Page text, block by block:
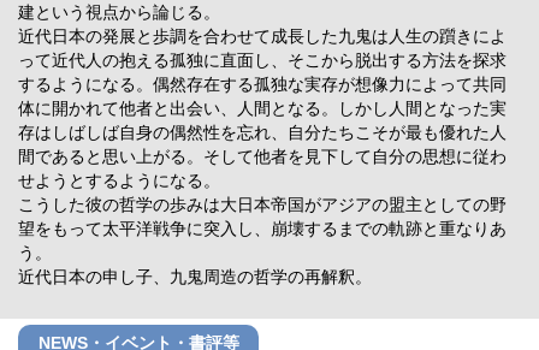
建という視点から論じる。
近代日本の発展と歩調を合わせて成長した九鬼は人生の躓きによ
って近代人の抱える孤独に直面し、そこから脱出する方法を探求
するようになる。偶然存在する孤独な実存が想像力によって共同
体に開かれて他者と出会い、人間となる。しかし人間となった実
存はしばしば自身の偶然性を忘れ、自分たちこそが最も優れた人
間であると思い上がる。そして他者を見下して自分の思想に従わ
せようとするようになる。
こうした彼の哲学の歩みは大日本帝国がアジアの盟主としての野
望をもって太平洋戦争に突入し、崩壊するまでの軌跡と重なりあ
う。
近代日本の申し子、九鬼周造の哲学の再解釈。
NEWS・イベント・書評等